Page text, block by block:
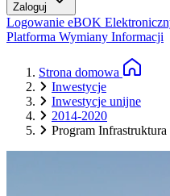
Zaloguj
Logowanie eBOK
Platforma Wymiany Informacji
Strona domowa
Inwestycje
Inwestycje unijne
2014-2020
Program